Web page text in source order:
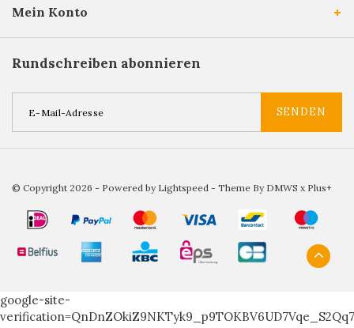
Mein Konto
Rundschreiben abonnieren
SENDEN
© Copyright 2026 - Powered by Lightspeed - Theme By DMWS x Plus+
google-site-